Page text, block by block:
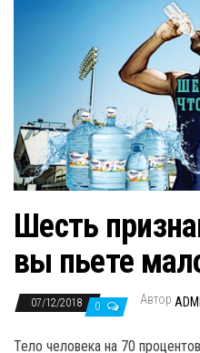
Шесть
вы пьете
07/12/2018 0 Автор
Тело человека на 70